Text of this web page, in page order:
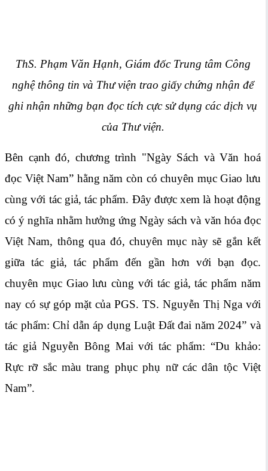
ThS. Phạm Văn Hạnh, Giám đốc Trung tâm Công
nghệ thông tin và Thư viện trao giấy chứng nhận để
ghi nhận những bạn đọc tích cực sử dụng các dịch vụ
của Thư viện.
Bên cạnh đó, chương trình "Ngày Sách và Văn hoá
đọc Việt Nam” hằng năm còn có chuyên mục Giao lưu
cùng với tác giả, tác phẩm. Đây được xem là hoạt động
có ý nghĩa nhằm hưởng ứng Ngày sách và văn hóa đọc
Việt Nam, thông qua đó, chuyên mục này sẽ gắn kết
giữa tác giả, tác phẩm đến gần hơn với bạn đọc.
chuyên mục Giao lưu cùng với tác giả, tác phẩm năm
nay có sự góp mặt của PGS. TS. Nguyễn Thị Nga với
tác phẩm: Chỉ dẫn áp dụng Luật Đất đai năm 2024” và
tác giả Nguyễn Bông Mai với tác phẩm: “Du khảo:
Rực rỡ sắc màu trang phục phụ nữ các dân tộc Việt
Nam”.